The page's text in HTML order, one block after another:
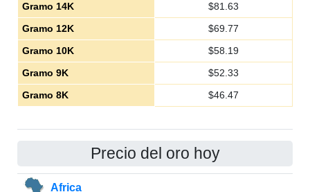
Gramo 14K
$81.63
Gramo 12K
$69.77
Gramo 10K
$58.19
Gramo 9K
$52.33
Gramo 8K
$46.47
Precio del oro hoy
Africa